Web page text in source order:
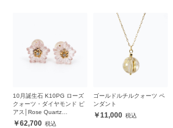
10月誕生石 K10PG ローズ
クォーツ・ダイヤモンド ピ
アス│Rose Quartz
Diamond Pierced earrings
62,700
ゴールドルチルクォーツ ペ
ンダント
11,000